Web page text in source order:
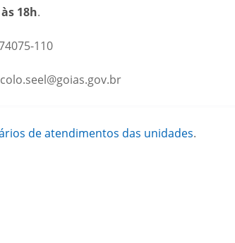
18h.
110
de atendimentos das unidades.